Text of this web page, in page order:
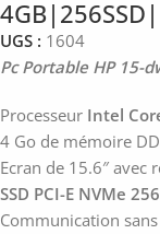
UGS : 1604
Pc Portable HP 15-
Processeur Intel
4 Go de mémoire
Ecran de 15.6″
SSD PCI-E NVMe
Communication